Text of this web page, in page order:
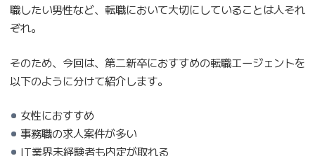
職したい男性など、転職において大切にしていることは人それ
ぞれ。
そのため、今回は、第二新卒におすすめの転職エージェントを
以下のように分けて紹介します。
女性におすすめ
事務職の求人案件が多い
IT業界未経験者も内定が取れる